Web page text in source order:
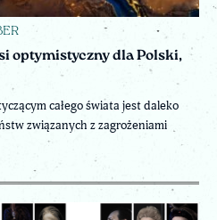
optymistyczny dla Polski,
całego świata jest daleko
związanych z zagrożeniami